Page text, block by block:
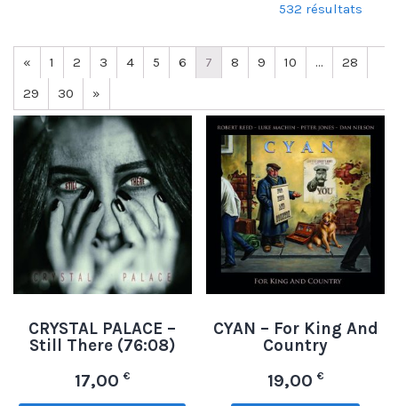
532 résultats
« 1 2 3 4 5 6 7 8 9 10 …
28
29
30 »
CRYSTAL PALACE –
Still There (76:08)
17,00 €
CYAN – For King And
Country
19,00 €